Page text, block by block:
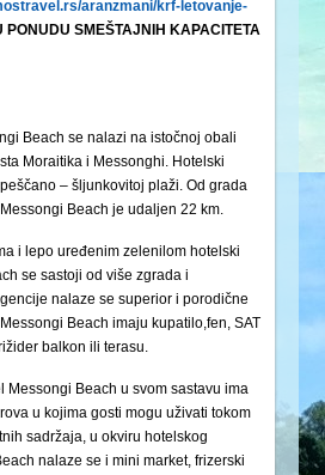
aranzmani/krf-letovanje-
PONUDU SMEŠTAJNIH KAPACITETA
Beach se nalazi na istočnoj obali
Moraitika i Messonghi. Hotelski
– šljunkovitoj plaži. Od grada
Beach je udaljen 22 km.
i lepo uređenim zelenilom hotelski
se sastoji od više zgrada i
nalaze se superior i porodične
Beach imaju kupatilo,fen, SAT
balkon ili terasu.
Messongi Beach u svom sastavu ima
u kojima gosti mogu uživati tokom
sadržaja, u okviru hotelskog
nalaze se i mini market, frizerski